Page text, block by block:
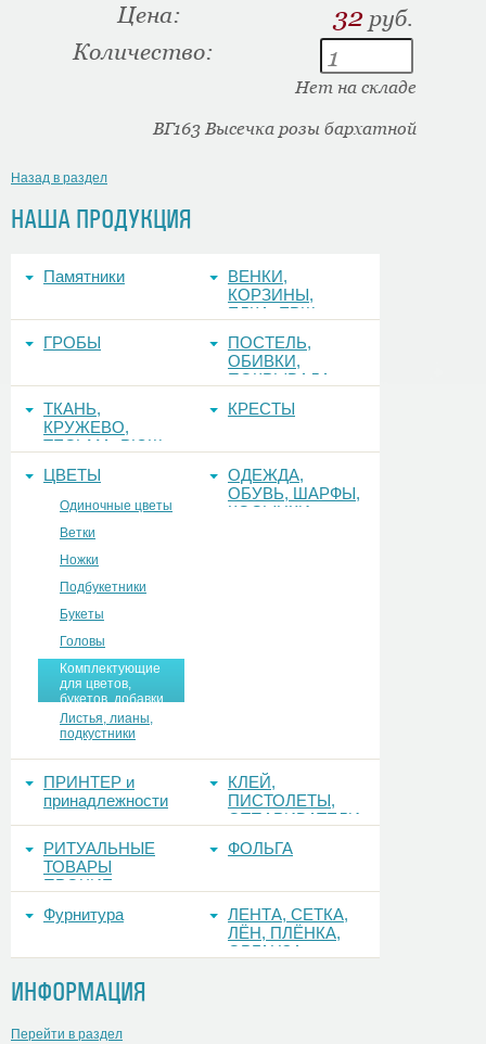
НАША ПРОДУКЦИЯ
Памятники
ВЕНКИ,
КОРЗИНЫ,
ЕЛКА, ЕРШ,
ГРОБЫ
ПОСТЕЛЬ,
ОБИВКИ,
ПОКРЫВАЛА
ТКАНЬ,
КРУЖЕВО,
ТЕСЬМА, РЮШ
КРЕСТЫ
ЦВЕТЫ
Одиночные цветы
Ветки
Ножки
Подбукетники
Букеты
Головы
Комплектующие
для цветов,
букетов, добавки
Листья, лианы,
подкустники
ОДЕЖДА,
ОБУВЬ, ШАРФЫ,
КОСЫНКИ
ПРИНТЕР и
принадлежности
КЛЕЙ,
ПИСТОЛЕТЫ,
ОТПАРИВАТЕЛИ
РИТУАЛЬНЫЕ
ТОВАРЫ
ПРОЧИЕ
ФОЛЬГА
Фурнитура
ЛЕНТА, СЕТКА,
ЛЁН, ПЛЁНКА,
ОРГАНЗА
ИНФОРМАЦИЯ
Перейти в раздел
Цена: 32 руб.
Количество:
Нет на складе
ВГ163 Высечка розы бархатной
Назад в раздел